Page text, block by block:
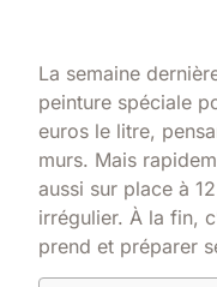
La semaine
peinture spéciale
euros le litre,
murs. Mais
aussi sur place à
irrégulier. À la fin,
prend et préparer